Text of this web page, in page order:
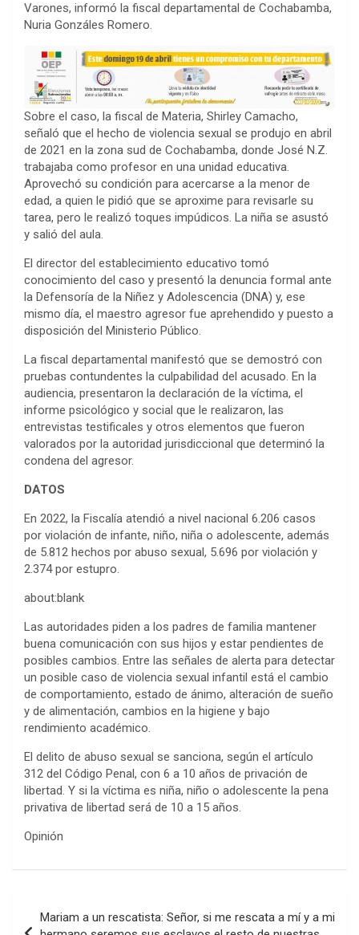
Varones, informó la fiscal departamental de Cochabamba,
Nuria Gonzáles Romero.
Sobre el caso, la fiscal de Materia, Shirley Camacho,
señaló que el hecho de violencia sexual se produjo en abril
de 2021 en la zona sud de Cochabamba, donde José N.Z.
trabajaba como profesor en una unidad educativa.
Aprovechó su condición para acercarse a la menor de
edad, a quien le pidió que se aproxime para revisarle su
tarea, pero le realizó toques impúdicos. La niña se asustó
y salió del aula.
El director del establecimiento educativo tomó
conocimiento del caso y presentó la denuncia formal ante
la Defensoría de la Niñez y Adolescencia (DNA) y, ese
mismo día, el maestro agresor fue aprehendido y puesto a
disposición del Ministerio Público.
La fiscal departamental manifestó que se demostró con
pruebas contundentes la culpabilidad del acusado. En la
audiencia, presentaron la declaración de la víctima, el
informe psicológico y social que le realizaron, las
entrevistas testificales y otros elementos que fueron
valorados por la autoridad jurisdiccional que determinó la
condena del agresor.
DATOS
En 2022, la Fiscalía atendió a nivel nacional 6.206 casos
por violación de infante, niño, niña o adolescente, además
de 5.812 hechos por abuso sexual, 5.696 por violación y
2.374 por estupro.
about:blank
Las autoridades piden a los padres de familia mantener
buena comunicación con sus hijos y estar pendientes de
posibles cambios. Entre las señales de alerta para detectar
un posible caso de violencia sexual infantil está el cambio
de comportamiento, estado de ánimo, alteración de sueño
y de alimentación, cambios en la higiene y bajo
rendimiento académico.
El delito de abuso sexual se sanciona, según el artículo
312 del Código Penal, con 6 a 10 años de privación de
libertad. Y si la víctima es niña, niño o adolescente la pena
privativa de libertad será de 10 a 15 años.
Opinión
Mariam a un rescatista: Señor, si me rescata a mí y a mi